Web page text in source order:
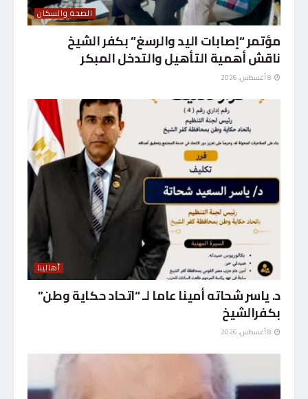
الصحة والسكان
مؤتمر “إصابات اليد والرسغ” بكفر الشيخ
ناقش أهمية التأهيل والتدخل المبكر
أهالينا
د. ياسر شحاته أمينا عاما لـ “اتحاد حكاية وطن”
بكفرالشيخ